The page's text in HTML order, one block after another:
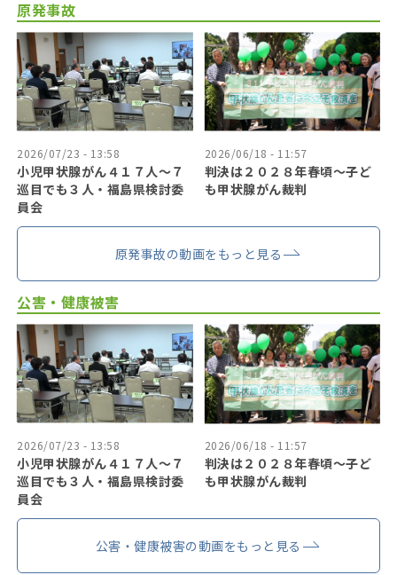
原発事故
2026/07/23 - 13:58
小児甲状腺がん４１７人〜７
巡目でも３人・福島県検討委
員会
2026/06/18 - 11:57
判決は２０２８年春頃〜子ど
も甲状腺がん裁判
原発事故の動画をもっと見る
公害・健康被害
2026/07/23 - 13:58
小児甲状腺がん４１７人〜７
巡目でも３人・福島県検討委
員会
2026/06/18 - 11:57
判決は２０２８年春頃〜子ど
も甲状腺がん裁判
公害・健康被害の動画をもっと見る